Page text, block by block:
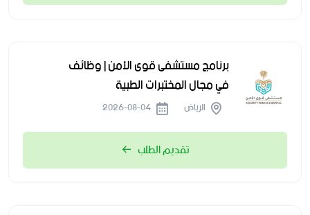
برنامج مستشفى قوى الأمن | وظائف
في مجال المختبرات الطبية
الرياض
تقديم الطلب